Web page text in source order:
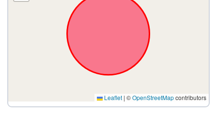
Leaflet | ©OpenStreetMapcontributors